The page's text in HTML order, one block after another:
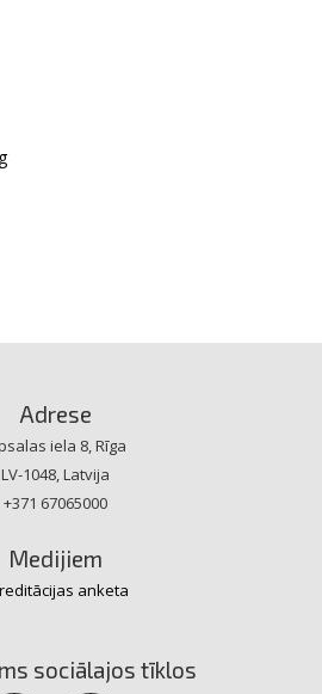
Adrese
iela 8, Rīga
LV-1048, Latvija
+371 67065000
Medijiem
anketa
sociālajos tīklos